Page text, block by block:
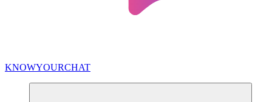
KNOWYOURCHAT